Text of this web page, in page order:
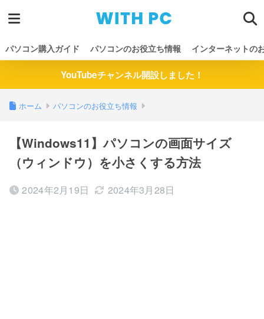
パソコン購入ガイド パソコンのお役立ち情報 インターネットの
YouTubeチャンネル開設しました！
ホーム パソコンのお役立ち情報
【Windows11】パソコンの画面サイズ
（ウィンドウ）を小さくする方法
2024年2月19日 2024年3月28日